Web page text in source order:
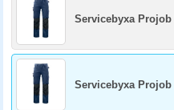
Servicebyxa
Servicebyxa